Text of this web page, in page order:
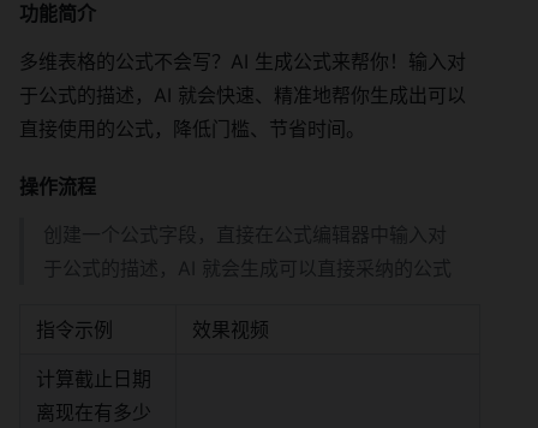
功能简介
多维表格的公式不会写？AI 生成公式来帮你！输入对
于公式的描述，AI 就会快速、精准地帮你生成出可以
直接使用的公式，降低门槛、节省时间。
操作流程
创建一个公式字段，直接在公式编辑器中输入对
于公式的描述，AI 就会生成可以直接采纳的公式
指令示例 效果视频
计算截止日期
离现在有多少